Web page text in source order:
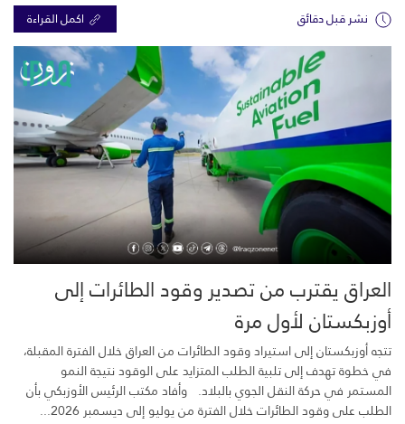
نشر قبل دقائق اكمل القراءة
العراق يقترب من تصدير وقود الطائرات إلى
أوزبكستان لأول مرة
تتجه أوزبكستان إلى استيراد وقود الطائرات من العراق خلال الفترة المقبلة،
في خطوة تهدف إلى تلبية الطلب المتزايد على الوقود نتيجة النمو
المستمر في حركة النقل الجوي بالبلاد. وأفاد مكتب الرئيس الأوزبكي بأن
الطلب على وقود الطائرات خلال الفترة من يوليو إلى ديسمبر 2026...